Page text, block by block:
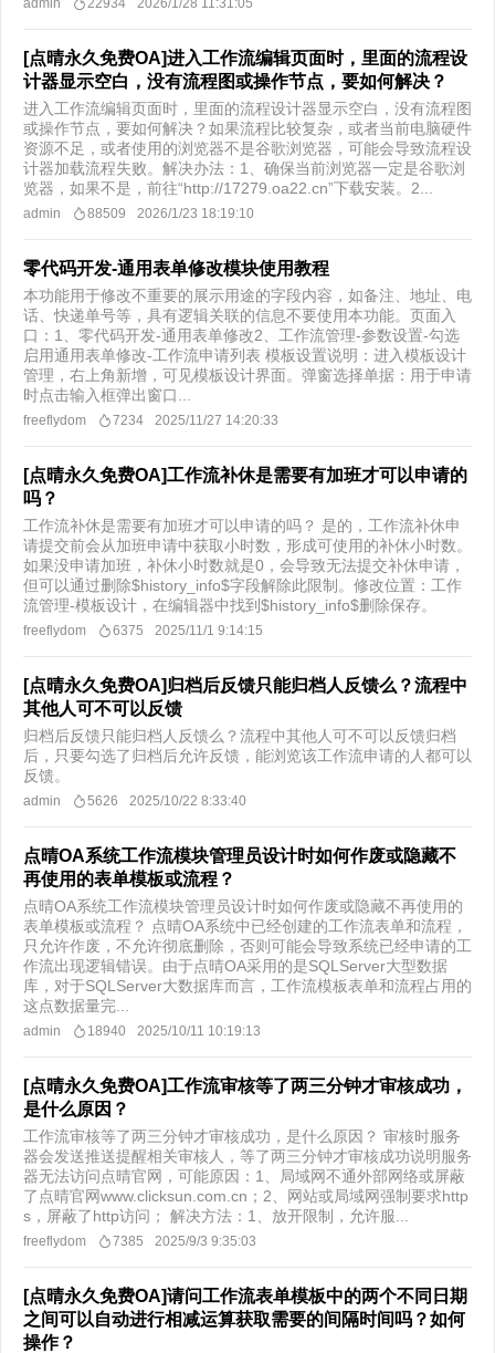
admin 22934 2026/1/28 11:31:05
[点晴永久免费OA]进入工作流编辑页面时，里面的流程设
计器显示空白，没有流程图或操作节点，要如何解决？
进入工作流编辑页面时，里面的流程设计器显示空白，没有流程图
或操作节点，要如何解决？​ 如果流程比较复杂，或者当前电脑硬件
资源不足，或者使用的浏览器不是谷歌浏览器，可能会导致流程设
计器加载流程失败。解决办法：1、确保当前浏览器一定是谷歌浏
览器，如果不是，前往“http://17279.oa22.cn​”下载安装。2...
admin 88509 2026/1/23 18:19:10
零代码开发-通用表单修改模块使用教程
本功能用于修改不重要的展示用途的字段内容，如备注、地址、电
话、快递单号等，具有逻辑关联的信息不要使用本功能。页面入
口：1、零代码开发-通用表单修改2、工作流管理-参数设置-勾选
启用通用表单修改-工作流申请列表 模板设置说明：进入模板设计
管理，右上角新增，可见模板设计界面。弹窗选择单据：用于申请
时点击输入框弹出窗口...
freeflydom 7234 2025/11/27 14:20:33
[点晴永久免费OA]工作流补休是需要有加班才可以申请的
吗？
工作流补休是需要有加班才可以申请的吗？ 是的，工作流补休申
请提交前会从加班申请中获取小时数，形成可使用的补休小时数。
如果没申请加班，补休小时数就是0，会导致无法提交补休申请，
但可以通过删除$history_info$字段解除此限制。修改位置：工作
流管理-模板设计，在编辑器中找到$history_info$删除保存。
freeflydom 6375 2025/11/1 9:14:15
[点晴永久免费OA]归档后反馈只能归档人反馈么？流程中
其他人可不可以反馈
归档后反馈只能归档人反馈么？流程中其他人可不可以反馈归档
后，只要勾选了归档后允许反馈，能浏览该工作流申请的人都可以
反馈。​
admin 5626 2025/10/22 8:33:40
点晴OA系统工作流模块管理员设计时如何作废或隐藏不
再使用的表单模板或流程？
点晴OA系统工作流模块管理员设计时如何作废或隐藏不再使用的
表单模板或流程？ 点晴OA系统中已经创建的工作流表单和流程，
只允许作废，不允许彻底删除，否则可能会导致系统已经申请的工
作流出现逻辑错误。由于点晴OA采用的是SQLServer大型数据
库，对于SQLServer大数据库而言，工作流模板表单和流程占用的
这点数据量完...
admin 18940 2025/10/11 10:19:13
[点晴永久免费OA]工作流审核等了两三分钟才审核成功，
是什么原因？
工作流审核等了两三分钟才审核成功，是什么原因？ 审核时服务
器会发送推送提醒相关审核人，等了两三分钟才审核成功说明服务
器无法访问点晴官网，可能原因：1、局域网不通外部网络或屏蔽
了点晴官网www.clicksun.com.cn；2、网站或局域网强制要求http
s，屏蔽了http访问； 解决方法：1、放开限制，允许服...
freeflydom 7385 2025/9/3 9:35:03
[点晴永久免费OA]请问工作流表单模板中的两个不同日期
之间可以自动进行相减运算获取需要的间隔时间吗？如何
操作？